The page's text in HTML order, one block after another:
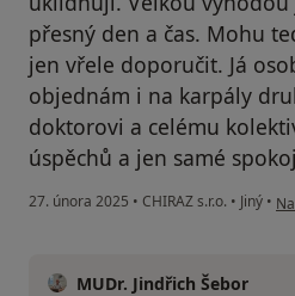
přesný den a čas. Mohu
jen vřele doporučit. Já
objednám i na karpály
doktorovi a celému
úspěchů a jen samé
27. února 2025 • CHIRAZ s.r.o. • Jiný •
MUDr. Jindřich Šebor